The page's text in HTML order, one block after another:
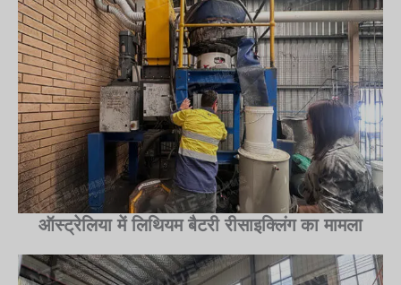
ऑस्ट्रेलिया में लिथियम बैटरी रीसाइक्लिंग का मामला